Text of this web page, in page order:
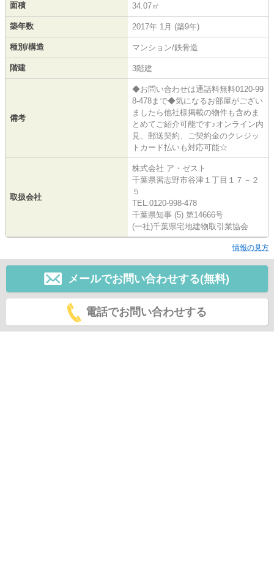
面積 34.07㎡
築年数 2017年 1月 (築9年)
種別/構造 マンション/鉄骨造
階建 3階建
備考
◆お問い合わせは通話料無料0120-99
8-478まで◆気になるお部屋がござい
ましたら他社様掲載の物件も含めま
とめてご紹介可能です♪オンライン内
見、郵送契約、ご契約金のクレジッ
トカード払いも対応可能☆
取扱会社
株式会社 ア・ゼスト
千葉県習志野市谷津１丁目１７－２
５
TEL:0120-998-478
千葉県知事 (5) 第14666号
(一社)千葉県宅地建物取引業協会
情報の見方
メールでお問い合わせする(無料)
電話でお問い合わせする